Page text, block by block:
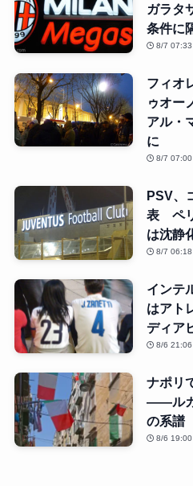
ガラタ
条件に
8/7 07:33
フィオ
ゥオー
アル・
に
8/7 07:00
PSV、
表 ペ
は沈静
8/7 06:18
インテ
はアト
ディア
8/6 21:06
ナポリ
――ルカ
の系譜
8/6 19:00